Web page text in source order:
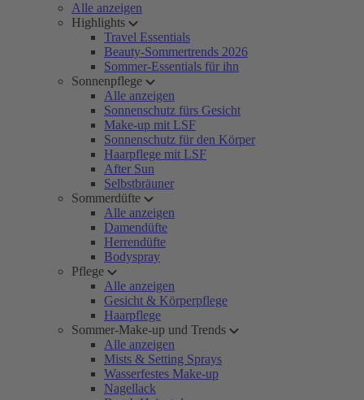
Alle anzeigen
Highlights
Travel Essentials
Beauty-Sommertrends 2026
Sommer-Essentials für ihn
Sonnenpflege
Alle anzeigen
Sonnenschutz fürs Gesicht
Make-up mit LSF
Sonnenschutz für den Körper
Haarpflege mit LSF
After Sun
Selbstbräuner
Sommerdüfte
Alle anzeigen
Damendüfte
Herrendüfte
Bodyspray
Pflege
Alle anzeigen
Gesicht & Körperpflege
Haarpflege
Sommer-Make-up und Trends
Alle anzeigen
Mists & Setting Sprays
Wasserfestes Make-up
Nagellack